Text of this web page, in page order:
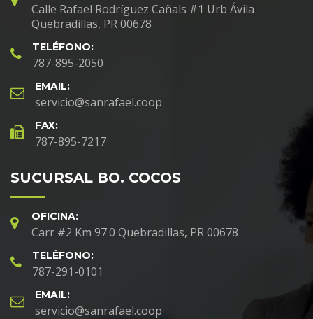
Calle Rafael Rodríguez Cañals #1 Urb Ávila
Quebradillas, PR 00678
TELÉFONO:
787-895-2050
EMAIL:
servicio@sanrafael.coop
FAX:
787-895-7217
SUCURSAL BO. COCOS
OFICINA:
Carr #2 Km 97.0 Quebradillas, PR 00678
TELÉFONO:
787-291-0101
EMAIL:
servicio@sanrafael.coop